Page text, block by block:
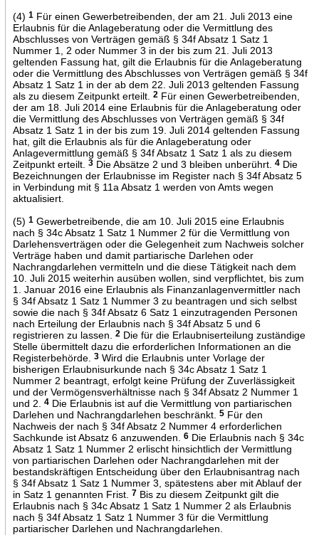
(4) 1Für einen Gewerbetreibenden, der am 21. Juli 2013 eine
Erlaubnis für die Anlageberatung oder die Vermittlung des
Abschlusses von Verträgen gemäß § 34f Absatz 1 Satz 1
Nummer 1, 2 oder Nummer 3 in der bis zum 21. Juli 2013
geltenden Fassung hat, gilt die Erlaubnis für die Anlageberatung
oder die Vermittlung des Abschlusses von Verträgen gemäß § 34f
Absatz 1 Satz 1 in der ab dem 22. Juli 2013 geltenden Fassung
als zu diesem Zeitpunkt erteilt.
2Für einen Gewerbetreibenden,
der am 18. Juli 2014 eine Erlaubnis für die Anlageberatung oder
die Vermittlung des Abschlusses von Verträgen gemäß § 34f
Absatz 1 Satz 1 in der bis zum 19. Juli 2014 geltenden Fassung
hat, gilt die Erlaubnis als für die Anlageberatung oder
Anlagevermittlung gemäß § 34f Absatz 1 Satz 1 als zu diesem
Zeitpunkt erteilt.
3Die Absätze 2 und 3 bleiben unberührt. 4Die
Bezeichnungen der Erlaubnisse im Register nach § 34f Absatz 5
in Verbindung mit § 11a Absatz 1 werden von Amts wegen
aktualisiert.
(5) 1Gewerbetreibende, die am 10. Juli 2015 eine Erlaubnis
nach § 34c Absatz 1 Satz 1 Nummer 2 für die Vermittlung von
Darlehensverträgen oder die Gelegenheit zum Nachweis solcher
Verträge haben und damit partiarische Darlehen oder
Nachrangdarlehen vermitteln und die diese Tätigkeit nach dem
10. Juli 2015 weiterhin ausüben wollen, sind verpflichtet, bis zum
1. Januar 2016 eine Erlaubnis als Finanzanlagenvermittler nach
§ 34f Absatz 1 Satz 1 Nummer 3 zu beantragen und sich selbst
sowie die nach § 34f Absatz 6 Satz 1 einzutragenden Personen
nach Erteilung der Erlaubnis nach § 34f Absatz 5 und 6
registrieren zu lassen.
2Die für die Erlaubniserteilung zuständige
Stelle übermittelt dazu die erforderlichen Informationen an die
Registerbehörde.
3Wird die Erlaubnis unter Vorlage der
bisherigen Erlaubnisurkunde nach § 34c Absatz 1 Satz 1
Nummer 2 beantragt, erfolgt keine Prüfung der Zuverlässigkeit
und der Vermögensverhältnisse nach § 34f Absatz 2 Nummer 1
und 2.
4Die Erlaubnis ist auf die Vermittlung von partiarischen
Darlehen und Nachrangdarlehen beschränkt.
5Für den
Nachweis der nach § 34f Absatz 2 Nummer 4 erforderlichen
Sachkunde ist Absatz 6 anzuwenden.
6Die Erlaubnis nach § 34c
Absatz 1 Satz 1 Nummer 2 erlischt hinsichtlich der Vermittlung
von partiarischen Darlehen oder Nachrangdarlehen mit der
bestandskräftigen Entscheidung über den Erlaubnisantrag nach
§ 34f Absatz 1 Satz 1 Nummer 3, spätestens aber mit Ablauf der
in Satz 1 genannten Frist.
7Bis zu diesem Zeitpunkt gilt die
Erlaubnis nach § 34c Absatz 1 Satz 1 Nummer 2 als Erlaubnis
nach § 34f Absatz 1 Satz 1 Nummer 3 für die Vermittlung
partiarischer Darlehen und Nachrangdarlehen.